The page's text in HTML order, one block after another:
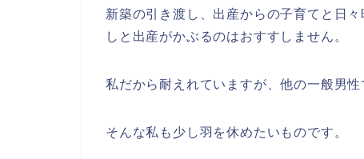
新築の引き渡し、出産からの子育てと日
しと出産がかぶるのはおすすしません。
私だから耐えれていますが、他の一般男性
そんな私も少し羽を休めたいものです。